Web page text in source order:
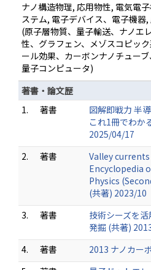
ナノ構造物理, 応用物性, 電気電
ステム, 電子デバイス、電子機器
(原子層物質、量子輸送、ナノエ
性、グラフェン、メゾスコピッ
ール効果、カーボンナノチューブ
量子コンピュータ)
著書・論文歴
1.
著書
図解即戦力 半
これ1冊でわか
2025/04/17
2.
著書
Valley
Encyclopedia
Physics
(共著) 2023/10
3.
著書
技術シーズを
発掘 (共著)
4.
著書
2013 ナノカー